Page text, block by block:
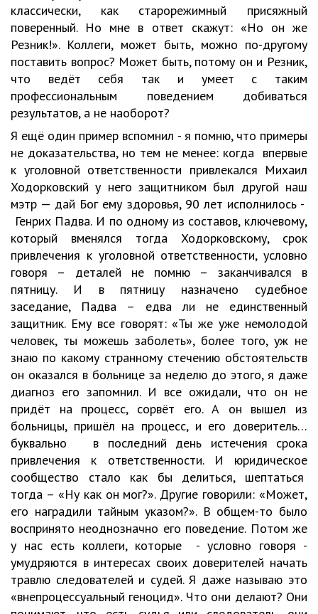
классически, как старорежимный присяжный
поверенный. Но мне в ответ скажут: «Но он же
Резник!». Коллеги, может быть, можно по-другому
поставить вопрос? Может быть, потому он и Резник,
что ведёт себя так и умеет с таким
профессиональным поведением добиваться
результатов, а не наоборот?
Я ещё один пример вспомнил - я помню, что примеры
не доказательства, но тем не менее: когда впервые
к уголовной ответственности привлекался Михаил
Ходорковский у него защитником был другой наш
мэтр — дай Бог ему здоровья, 90 лет исполнилось -
Генрих Падва. И по одному из составов, ключевому,
который вменялся тогда Ходорковскому, срок
привлечения к уголовной ответственности, условно
говоря – деталей не помню – заканчивался в
пятницу. И в пятницу назначено судебное
заседание, Падва – едва ли не единственный
защитник. Ему все говорят: «Ты же уже немолодой
человек, ты можешь заболеть», более того, уж не
знаю по какому странному стечению обстоятельств
он оказался в больнице за неделю до этого, я даже
диагноз его запомнил. И все ожидали, что он не
придёт на процесс, сорвёт его. А он вышел из
больницы, пришёл на процесс, и его доверитель…
буквально в последний день истечения срока
привлечения к ответственности. И юридическое
сообщество стало как бы делиться, шептаться
тогда – «Ну как он мог?». Другие говорили: «Может,
его наградили тайным указом?». В общем-то было
воспринято неоднозначно его поведение. Потом же
у нас есть коллеги, которые - условно говоря -
умудряются в интересах своих доверителей начать
травлю следователей и судей. Я даже называю это
«внепроцессуальный геноцид». Что они делают? Они